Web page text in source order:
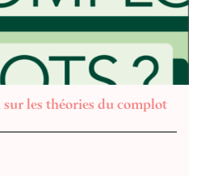
les théories du complot